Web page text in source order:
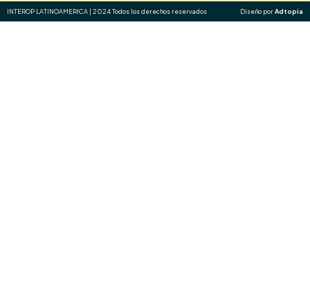
INTEROP LATINOAMERICA | 2024 Todos los derechos reservados Diseño porAdtopia